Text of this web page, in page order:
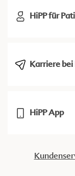
HiPP für
Karriere bei
HiPP App